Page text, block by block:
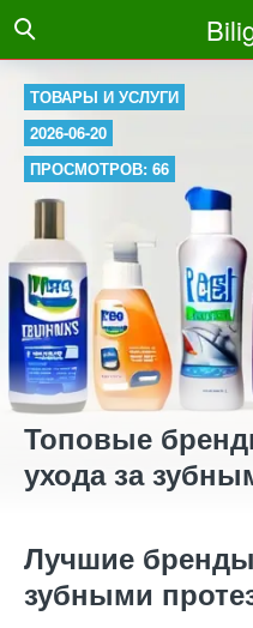
ТОВАРЫ И УСЛУГИ
2026-06-20
ПРОСМОТРОВ: 66
Топовые
ухода за
Лучшие
зубными